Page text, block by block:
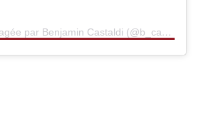
Une publication partagée par Benjamin Castaldi (@b_castaldi)